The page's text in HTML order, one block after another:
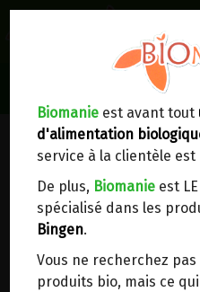
Biomanie est avant tout
d'alimentation
service à la clientèle
De plus, Biomanie est
spécialisé dans les
Bingen.
Vous ne recherchez
produits bio, mais ce
Lieux de réception/
Livraison à
Nous envoyons votre
domicile enBelgique,
Royaume-Uni, Suisse,
Espagne. Pour d'autres
contacter.
LEVAIN